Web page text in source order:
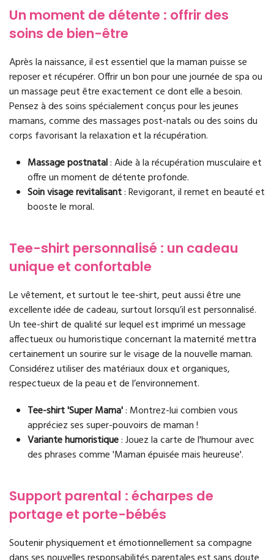
Un moment de détente : offrir des
soins de bien-être
Après la naissance, il est essentiel que la maman puisse se
reposer et récupérer. Offrir un bon pour une journée de spa ou
un massage peut être exactement ce dont elle a besoin.
Pensez à des soins spécialement conçus pour les jeunes
mamans, comme des massages post-natals ou des soins du
corps favorisant la relaxation et la récupération.
Massage postnatal: Aide à la récupération musculaire et
offre un moment de détente profonde.
Soin visage revitalisant: Revigorant, il remet en beauté et
booste le moral.
Tee-shirt personnalisé : un cadeau
unique et confortable
Le vêtement, et surtout le tee-shirt, peut aussi être une
excellente idée de cadeau, surtout lorsqu’il est personnalisé.
Un tee-shirt de qualité sur lequel est imprimé un message
affectueux ou humoristique concernant la maternité mettra
certainement un sourire sur le visage de la nouvelle maman.
Considérez utiliser des matériaux doux et organiques,
respectueux de la peau et de l’environnement.
Tee-shirt 'Super Mama': Montrez-lui combien vous
appréciez ses super-pouvoirs de maman !
Variante humoristique: Jouez la carte de l'humour avec
des phrases comme 'Maman épuisée mais heureuse'.
Support parental : écharpes de
portage et porte-bébés
Soutenir physiquement et émotionnellement sa compagne